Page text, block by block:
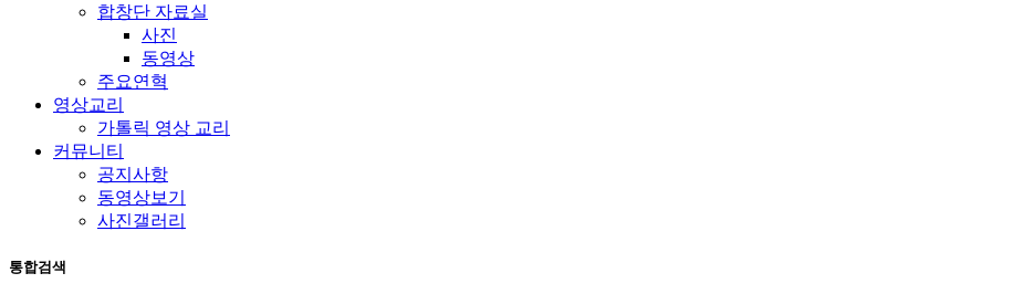
합창단 자료실
사진
동영상
주요연혁
영상교리
가톨릭 영상 교리
커뮤니티
공지사항
동영상보기
사진갤러리
통합검색